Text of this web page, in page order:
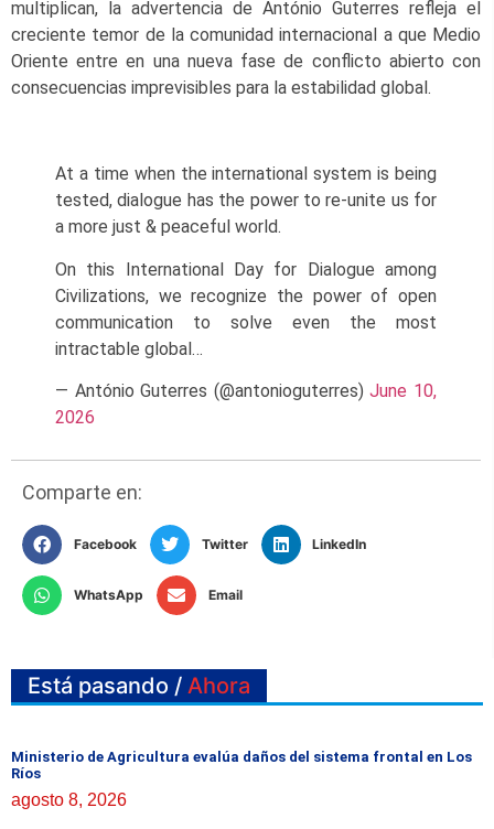
multiplican, la advertencia de António Guterres refleja el
creciente temor de la comunidad internacional a que Medio
Oriente entre en una nueva fase de conflicto abierto con
consecuencias imprevisibles para la estabilidad global.
At a time when the international system is being
tested, dialogue has the power to re-unite us for
a more just & peaceful world.
On this International Day for Dialogue among
Civilizations, we recognize the power of open
communication to solve even the most
intractable global…
— António Guterres (@antonioguterres)June 10,
2026
Comparte en:
Facebook Twitter LinkedIn
WhatsApp Email
Está pasando / Ahora
Ministerio de Agricultura evalúa daños del sistema frontal en Los
Ríos
agosto 8, 2026